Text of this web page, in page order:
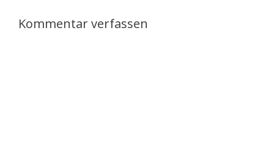
Kommentar verfassen